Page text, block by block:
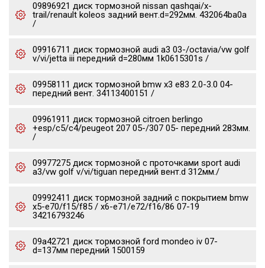
09896921 диск тормозной nissan qashqai/x-
trail/renault koleos задний вент.d=292мм. 432064ba0a
/
09916711 диск тормозной audi a3 03-/octavia/vw golf
v/vi/jetta iii передний d=280мм 1k0615301s /
09958111 диск тормозной bmw x3 e83 2.0-3.0 04-
передний вент. 34113400151 /
09961911 диск тормозной citroen berlingo
+esp/c5/c4/peugeot 207 05-/307 05- передний 283мм.
/
09977275 диск тормозной c проточками sport audi
a3/vw golf v/vi/tiguan передний вент.d 312мм./
09992411 диск тормозной задний с покрытием bmw
x5-e70/f15/f85 / x6-e71/e72/f16/86 07-19
34216793246
09a42721 диск тормозной ford mondeo iv 07-
d=137мм передний 1500159